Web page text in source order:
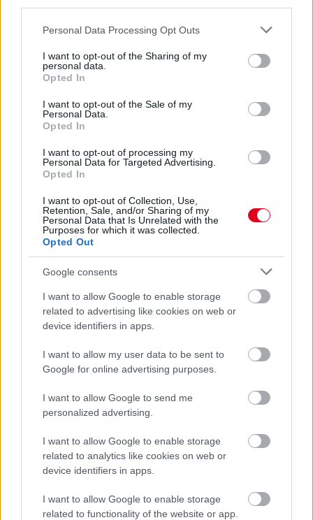
Please note that this website/app uses one or more Google
not limited to your visit or usage behaviour. You may click to
grant or deny consent to Google and its third-party tags to
use your data for below specified purposes in below Google
consent section.
Personal Data Processing Opt Outs
I want to opt-out of the Sharing of my
personal data.
Opted In
I want to opt-out of the Sale of my
Personal Data.
Opted In
I want to opt-out of processing my
Personal Data for Targeted Advertising.
Opted In
I want to opt-out of Collection, Use,
Retention, Sale, and/or Sharing of my
Personal Data that Is Unrelated with the
Purposes for which it was collected.
Opted Out
Google consents
I want to allow Google to enable storage
related to advertising like cookies on web or
device identifiers in apps.
I want to allow my user data to be sent to
Google for online advertising purposes.
I want to allow Google to send me
personalized advertising.
I want to allow Google to enable storage
related to analytics like cookies on web or
device identifiers in apps.
I want to allow Google to enable storage
related to functionality of the website or app.
Hallgasd meg a Formula Podcast
legfrissebb adását!
Parc Fermé
10 órája